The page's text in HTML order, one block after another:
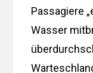
Passagiere
Wasser